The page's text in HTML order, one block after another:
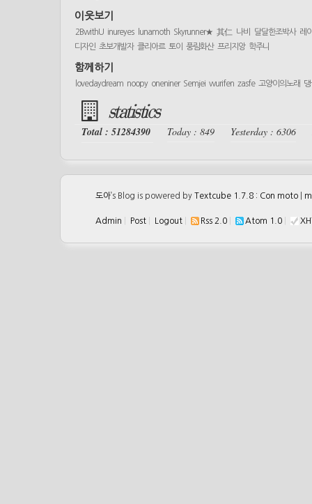
이웃보기
2BwithU inureyes lunamoth Skyrunner★ 其仁 나비 달달한조박사 레
디자인 초보개발자 클리아르 토이 풍림화산 프리지앙 학주니
함께하기
lovedaydream noopy oneniner Semjei wurifen zasfe 고양이의노래
statistics
Total : 51284390 Today : 849 Yesterday : 6306
도아’s Blog is powered by Textcube 1.7.8 : Con moto
Admin Post Logout Rss 2.0 Atom 1.0